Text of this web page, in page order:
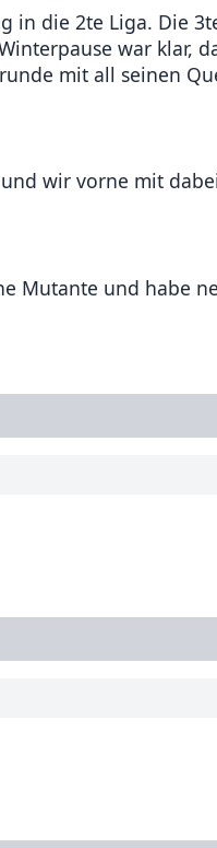
in die 2te Liga. Die
war klar,
mit all seinen
wir vorne mit
Mutante und habe